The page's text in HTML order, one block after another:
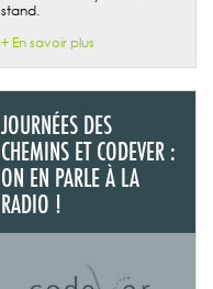
stand.
+ En savoir plus
JOURNÉES DES
CHEMINS ET CODEVER :
ON EN PARLE À LA
RADIO !